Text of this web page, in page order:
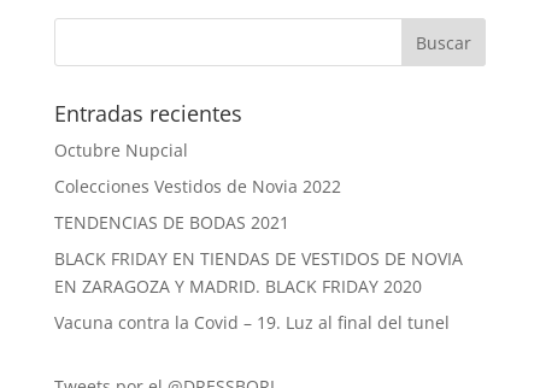
Entradas recientes
Octubre Nupcial
Colecciones Vestidos de Novia 2022
TENDENCIAS DE BODAS 2021
BLACK FRIDAY EN TIENDAS DE VESTIDOS DE NOVIA
EN ZARAGOZA Y MADRID. BLACK FRIDAY 2020
Vacuna contra la Covid – 19. Luz al final del tunel